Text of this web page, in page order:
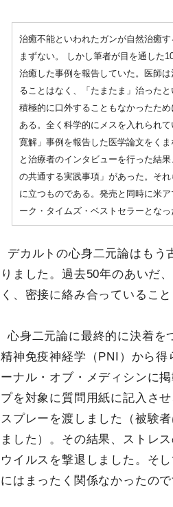
治癒不能といわれたガンが自然治癒
まずない。 しかし筆者が目を通した
治癒した事例を報告していた。医師
ることはなく、「たまたま」治った
積極的に口外することもなかったた
ある。全く科学的にメスを入れられ
寛解」事例を報告した医学論文をく
と治療者のインタビューを行った結
の共通する実践事項」があった。そ
に立つものである。発売と同時に米
ーク・タイムズ・ベストセラーとな
デカルトの心身二元論はも
りました。過去50年のあいだ
く、密接に絡み合っているこ
心身二元論に最終的に決着を
精神免疫神経学（PNI）から
ーナル・オブ・メディシンに
プを対象に質問用紙に記入さ
スプレーを渡しました（被験
ました）。その結果、ストレ
ウイルスを撃退しました。そ
にはまったく関係なかったので